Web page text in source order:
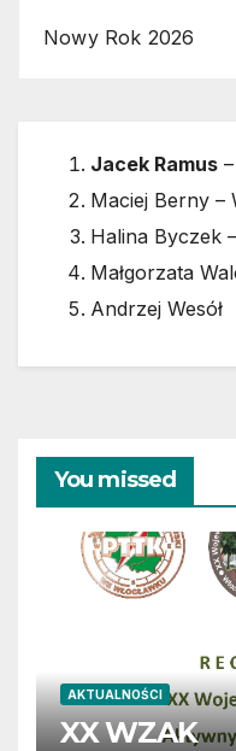
Nowy Rok 2026
Jacek Ramus –
Maciej Berny –
Halina Byczek
Małgorzata
Andrzej Wesół
You missed
AKTUALNOŚCI
XX WZAK